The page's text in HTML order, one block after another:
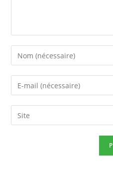
Enter
your
name
comment
Enter
your
email
address
Saisir
l’URL